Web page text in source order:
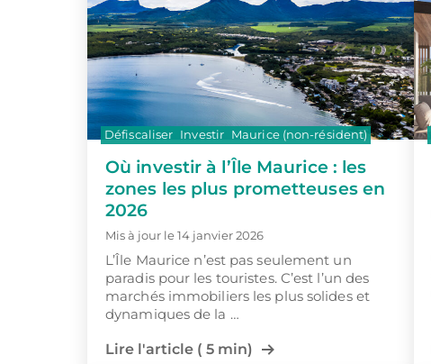
Où investir à l’Île Maurice : les
zones les plus prometteuses en
2026
Mis à jour le 14 janvier 2026
L’Île Maurice n’est pas seulement un
paradis pour les touristes. C’est l’un des
marchés immobiliers les plus solides et
dynamiques de la …
Lire l'article ( 5 min)
Défiscaliser Investir Maurice (non-résident)